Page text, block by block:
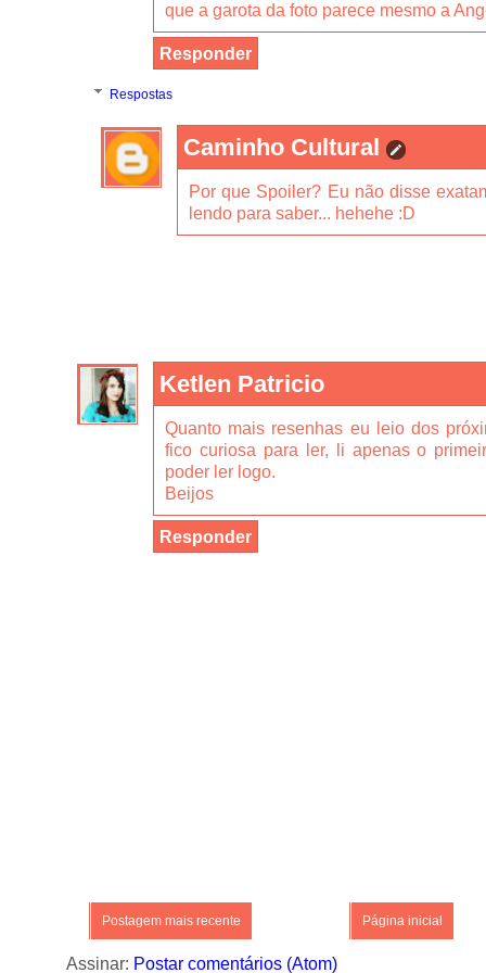
que a garota da foto parece mesmo a
Responder
Respostas
Caminho Cultural
Por que Spoiler? Eu não disse
lendo para saber... hehehe :D
Ketlen Patricio
Quanto mais resenhas eu leio dos
fico curiosa para ler, li apenas o
poder ler logo.
Beijos
Responder
Postagem mais recente Página inicial
Assinar: Postar comentários (Atom)